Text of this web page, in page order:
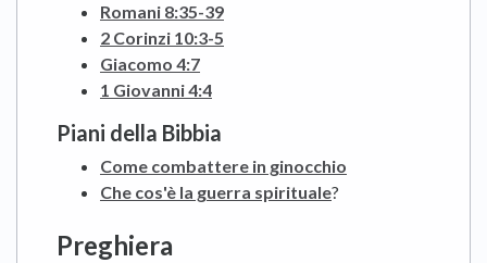
Romani 8:35-39
2 Corinzi 10:3-5
Giacomo 4:7
1 Giovanni 4:4
Piani della Bibbia
Come combattere in ginocchio
Che cos'è la guerra spirituale?
Preghiera